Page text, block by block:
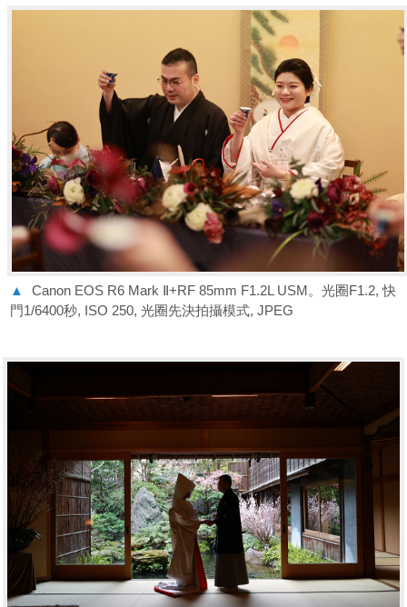
▲
Canon EOS R6 Mark Ⅱ+RF 85mm F1.2L USM。光圈F1.2, 快
門1/6400秒, ISO 250, 光圈先決拍攝模式, JPEG